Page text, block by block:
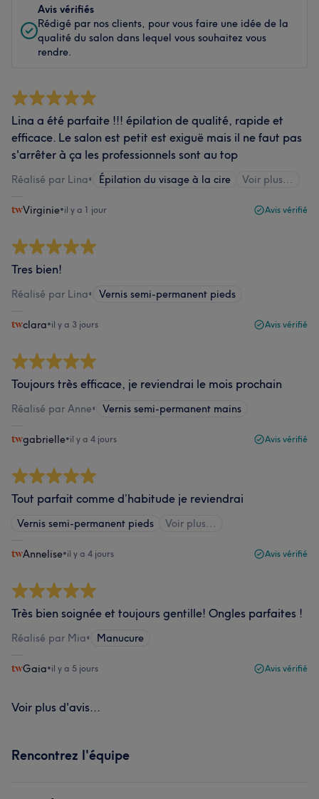
Avis vérifiés
Rédigé par nos clients, pour vous faire une idée de la
qualité du salon dans lequel vous souhaitez vous
rendre.
Lina a été parfaite !!! épilation de qualité, rapide et
efficace. Le salon est petit est exiguë mais il ne faut pas
s'arrêter à ça les professionnels sont au top
Réalisé par Lina• Épilation du visage à la cire Voir plus...
Virginie•il y a 1 jour Avis vérifié
Tres bien!
Réalisé par Lina• Vernis semi-permanent pieds
clara•il y a 3 jours Avis vérifié
Toujours très efficace, je reviendrai le mois prochain
Réalisé par Anne• Vernis semi-permanent mains
gabrielle•il y a 4 jours Avis vérifié
Tout parfait comme d’habitude je reviendrai
Vernis semi-permanent pieds Voir plus...
Annelise•il y a 4 jours Avis vérifié
Très bien soignée et toujours gentille! Ongles parfaites !
Réalisé par Mia• Manucure
Gaia•il y a 5 jours Avis vérifié
Voir plus d'avis...
Rencontrez l'équipe